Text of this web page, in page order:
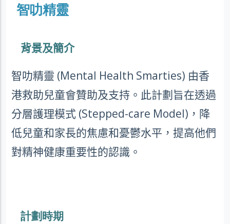
智叻精靈
背景及簡介
智叻精靈 (Mental Health Smarties) 由香
港救助兒童會贊助及支持。此計劃旨在透過
分層護理模式 (Stepped-care Model) ，降
低兒童和家長的焦慮和憂鬱水平，提高他們
對精神健康重要性的認識。
計劃時期